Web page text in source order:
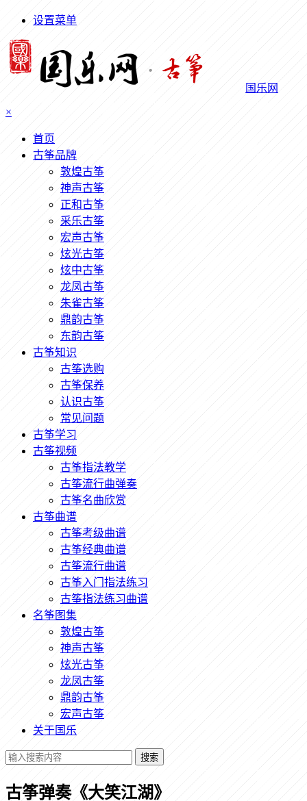
设置菜单
国乐网
×
首页
古筝品牌
敦煌古筝
神声古筝
正和古筝
采乐古筝
宏声古筝
炫光古筝
炫中古筝
龙凤古筝
朱雀古筝
鼎韵古筝
东韵古筝
古筝知识
古筝选购
古筝保养
认识古筝
常见问题
古筝学习
古筝视频
古筝指法教学
古筝流行曲弹奏
古筝名曲欣赏
古筝曲谱
古筝考级曲谱
古筝经典曲谱
古筝流行曲谱
古筝入门指法练习
古筝指法练习曲谱
名筝图集
敦煌古筝
神声古筝
炫光古筝
龙凤古筝
鼎韵古筝
宏声古筝
关于国乐
搜索
古筝弹奏《大笑江湖》